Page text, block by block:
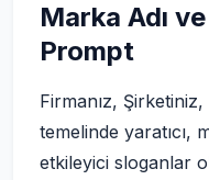
Marka Adı
Prompt
Firmanız,
temelinde yaratıcı,
etkileyici sloganlar